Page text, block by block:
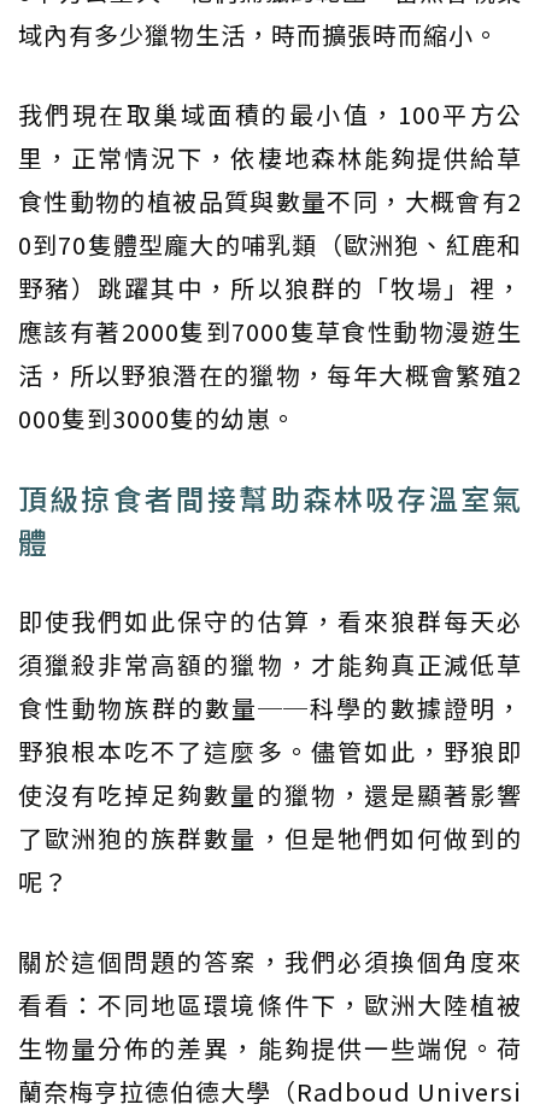
域內有多少獵物生活，時而擴張時而縮小。
我們現在取巢域面積的最小值，100平方公
里，正常情況下，依棲地森林能夠提供給草
食性動物的植被品質與數量不同，大概會有2
0到70隻體型龐大的哺乳類（歐洲狍、紅鹿和
野豬）跳躍其中，所以狼群的「牧場」裡，
應該有著2000隻到7000隻草食性動物漫遊生
活，所以野狼潛在的獵物，每年大概會繁殖2
000隻到3000隻的幼崽。
頂級掠食者間接幫助森林吸存溫室氣
體
即使我們如此保守的估算，看來狼群每天必
須獵殺非常高額的獵物，才能夠真正減低草
食性動物族群的數量──科學的數據證明，
野狼根本吃不了這麼多。儘管如此，野狼即
使沒有吃掉足夠數量的獵物，還是顯著影響
了歐洲狍的族群數量，但是牠們如何做到的
呢？
關於這個問題的答案，我們必須換個角度來
看看：不同地區環境條件下，歐洲大陸植被
生物量分佈的差異，能夠提供一些端倪。荷
蘭奈梅亨拉德伯德大學（Radboud Universi